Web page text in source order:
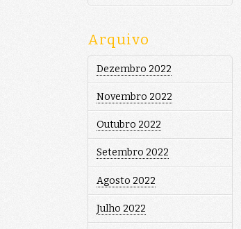
Arquivo
Dezembro 2022
Novembro 2022
Outubro 2022
Setembro 2022
Agosto 2022
Julho 2022